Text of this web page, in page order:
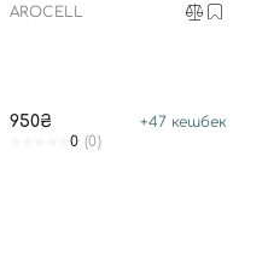
AROCELL
950₴ +47 кешбек
0 (0)
регистрации, вы